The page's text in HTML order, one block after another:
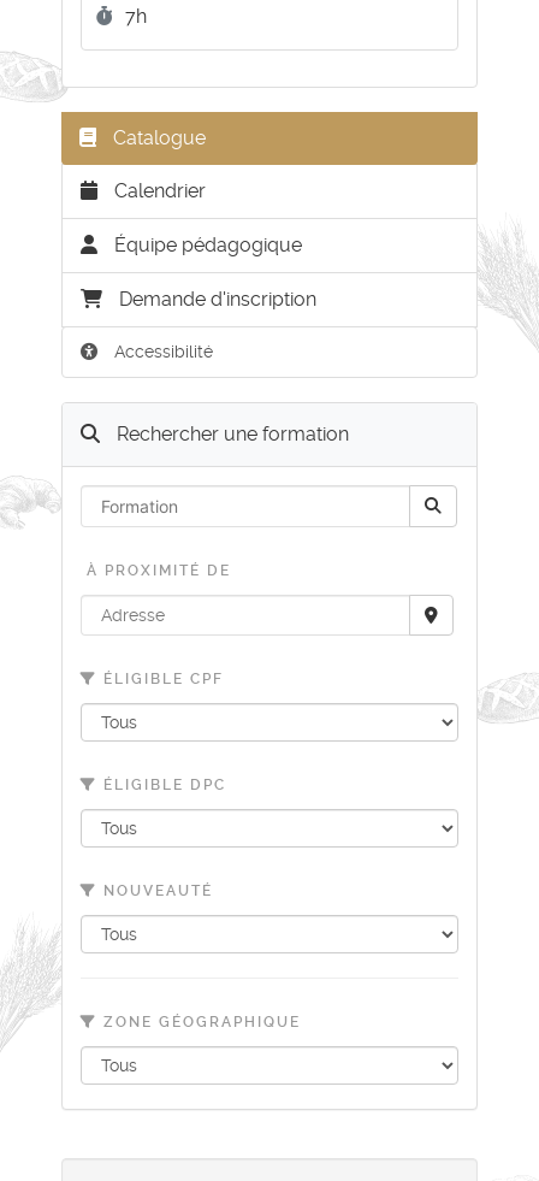
L'EFFICACITE
Durée :
7h
Catalogue
Calendrier
Équipe pédagogique
Demande d'inscription
Accessibilité
Rechercher une formation
À PROXIMITÉ DE
ÉLIGIBLE CPF
ÉLIGIBLE DPC
NOUVEAUTÉ
ZONE GÉOGRAPHIQUE